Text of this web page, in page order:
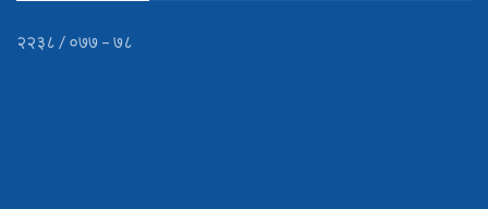
२२३८ / ०७७ – ७८